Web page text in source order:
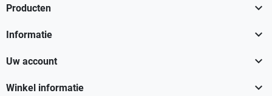
Producten 
Informatie 
Uw account 
Winkel informatie 